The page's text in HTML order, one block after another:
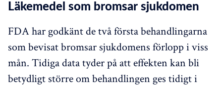
Läkemedel som bromsar sjukdomen
FDA har godkänt de två första behandlingarna
som bevisat bromsar sjukdomens förlopp i viss
mån. Tidiga data tyder på att effekten kan bli
betydligt större om behandlingen ges tidigt i